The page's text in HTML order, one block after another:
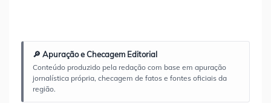
🔎 Apuração e Checagem Editorial
Conteúdo produzido pela redação com base em apuração
jornalística própria, checagem de fatos e fontes oficiais da
região.